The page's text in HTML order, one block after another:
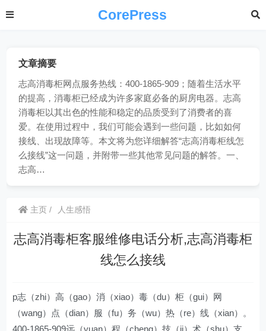
CorePress
文章摘要
志高消毒柜网点服务热线：400-1865-909；随着生活水平
的提高，消毒柜已经成为许多家庭必备的厨房电器。志高
消毒柜以其出色的性能和稳定的品质受到了消费者的喜
爱。在使用过程中，我们可能会遇到一些问题，比如如何
接线、出现故障等。本文将为您详细解答“志高消毒柜线怎
么接线”这一问题，并附带一些其他常见问题的解答。一、
志高…
主页 人生感悟
志高消毒柜客服维修电话分析,志高消毒柜
线怎么接线
p志（zhi）高（gao）消（xiao）毒（du）柜（gui）网
（wang）点（dian）服（fu）务（wu）热（re）线（xian）。
400-1865-909远（yuan）程（cheng）技（ji）术（shu）支